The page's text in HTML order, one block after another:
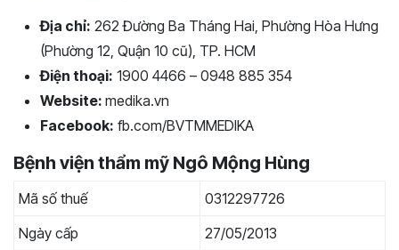
Địa chỉ: 262 Đường Ba Tháng Hai, Phường Hòa Hưng
(Phường 12, Quận 10 cũ), TP. HCM
Điện thoại: 1900 4466 – 0948 885 354
Website: medika.vn
Facebook: fb.com/BVTMMEDIKA
Bệnh viện thẩm mỹ Ngô Mộng Hùng
Mã số thuế
0312297726
Ngày cấp
27/05/2013